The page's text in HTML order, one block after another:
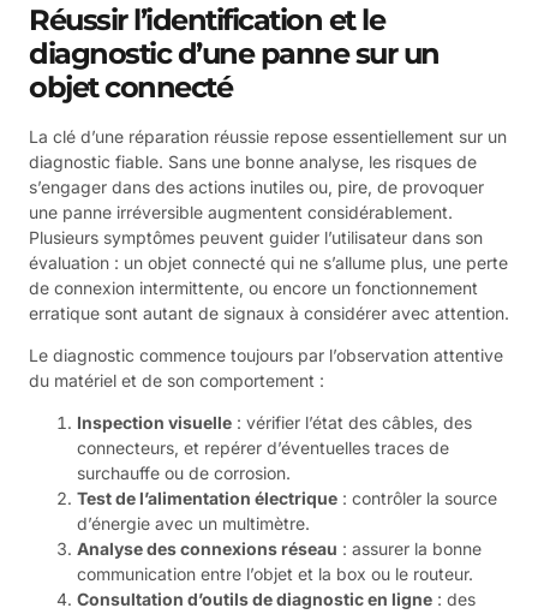
Réussir l’identification et le
diagnostic d’une panne sur un
objet connecté
La clé d’une réparation réussie repose essentiellement sur un
diagnostic fiable. Sans une bonne analyse, les risques de
s’engager dans des actions inutiles ou, pire, de provoquer
une panne irréversible augmentent considérablement.
Plusieurs symptômes peuvent guider l’utilisateur dans son
évaluation : un objet connecté qui ne s’allume plus, une perte
de connexion intermittente, ou encore un fonctionnement
erratique sont autant de signaux à considérer avec attention.
Le diagnostic commence toujours par l’observation attentive
du matériel et de son comportement :
Inspection visuelle : vérifier l’état des câbles, des
connecteurs, et repérer d’éventuelles traces de
surchauffe ou de corrosion.
Test de l’alimentation électrique : contrôler la source
d’énergie avec un multimètre.
Analyse des connexions réseau : assurer la bonne
communication entre l’objet et la box ou le routeur.
Consultation d’outils de diagnostic en ligne : des